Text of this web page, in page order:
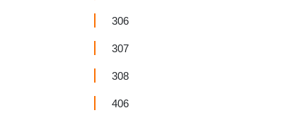
306
307
308
406